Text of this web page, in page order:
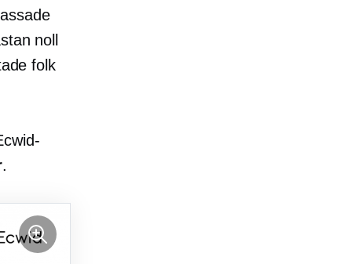
noll
folk
.